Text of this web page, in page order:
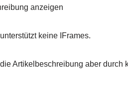
anzeigen
keine IFrames.
Artikelbeschreibung aber durch